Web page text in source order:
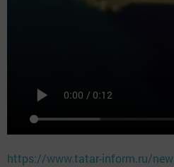
https://www.tatar-inform.ru/